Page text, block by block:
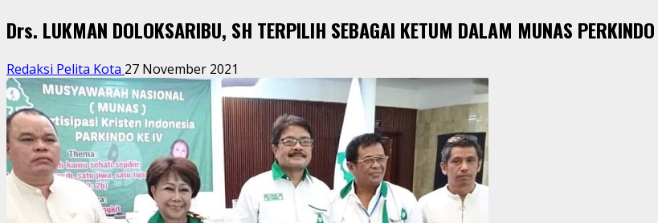
Drs. LUKMAN DOLOKSARIBU, SH TERPILIH SEBAGAI KETUM DALAM MUNAS PERKINDO
Redaksi Pelita Kota 27 November 2021